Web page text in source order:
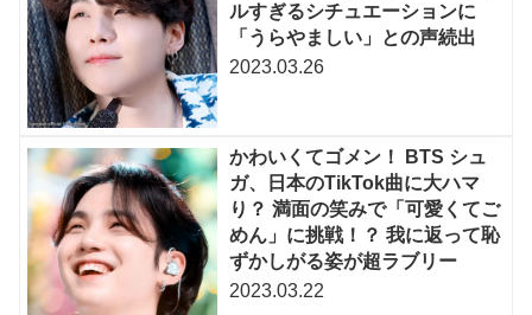
ルすぎるシチュエーションに
「うらやましい」との声続出
2023.03.26
かわいくてゴメン！ BTS シュ
ガ、日本のTikTok曲に大ハマ
り？ 満面の笑みで「可愛くてご
めん」に挑戦！？ 我に返って恥
ずかしがる姿が超ラブリー
2023.03.22